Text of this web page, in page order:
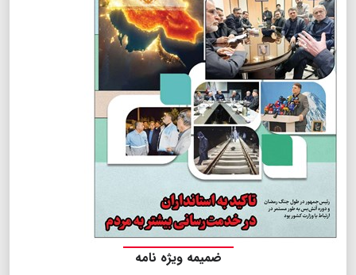
ضمیمه ویژه نامه